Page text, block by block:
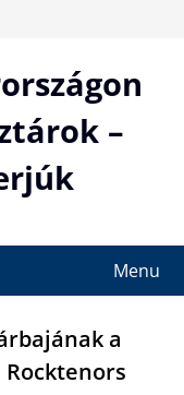
–
Menu
a
Rocktenors